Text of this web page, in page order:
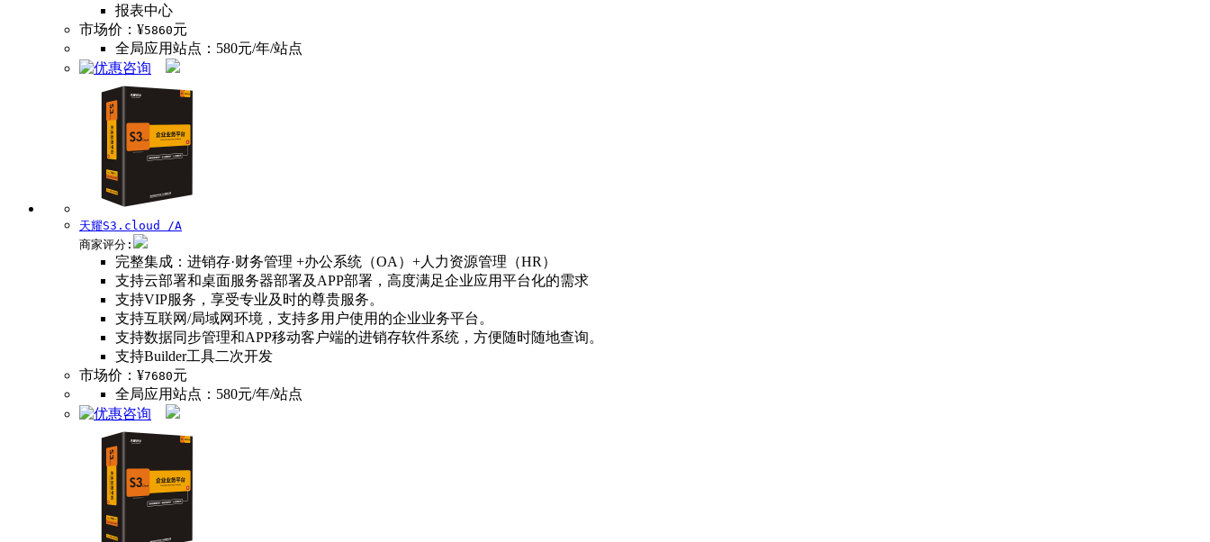
报表中心
市场价：¥5860元
全局应用站点：580元/年/站点
天耀S3.cloud /A
商家评分:
完整集成：进销存·财务管理 +办公系统（OA）+人力资源管理（HR）
支持云部署和桌面服务器部署及APP部署，高度满足企业应用平台化的需求
支持VIP服务，享受专业及时的尊贵服务。
支持互联网/局域网环境，支持多用户使用的企业业务平台。
支持数据同步管理和APP移动客户端的进销存软件系统，方便随时随地查询。
支持Builder工具二次开发
市场价：¥7680元
全局应用站点：580元/年/站点